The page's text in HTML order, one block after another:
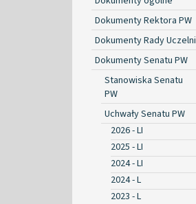
Dokumenty Rektora PW
Dokumenty Rady Uczelni
Dokumenty Senatu PW
Stanowiska Senatu
PW
Uchwały Senatu PW
2026 - LI
2025 - LI
2024 - LI
2024 - L
2023 - L